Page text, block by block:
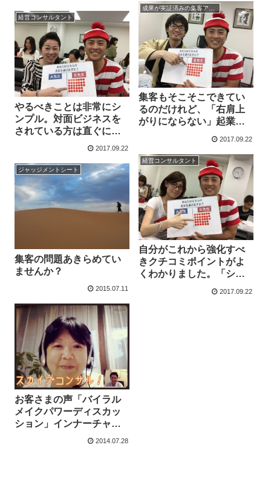
集客もそこそこできてい
るのだけれど、「右肩上
がりにならない」起業家
ーケティングセミナー」
お客様の声
2017.09.22
経営コンサルタント
やるべきことは非常にシ
ンプル。対面ビジネスを
されている方は直ぐに活
用ができます。「シェア
ー」お客様の声
2017.09.22
経営コンサルタント
自分がこれから強化すべ
きクチコミポイントがよ
くわかりました。「シェ
2017.09.22
ジャッジメントシート
集客の問題あきらめてい
ませんか？
2015.07.11
お客さまの声「バイラル
メイクパワーディスカッ
ション」インナーチャイ
ルドカード心理セラピス
2014.07.28